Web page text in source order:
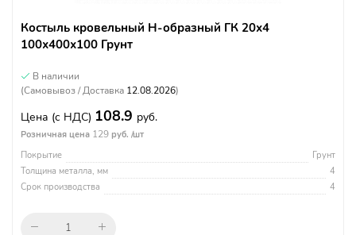
Костыль кровельный Н-образный ГК 20х4
100х400х100 Грунт
В наличии
(Самовывоз / Доставка 12.08.2026)
Цена (с НДС) 108.9 руб.
Розничная цена 129 руб. /шт
Покрытие
Грунт
Толщина металла, мм
4
Срок производства
4